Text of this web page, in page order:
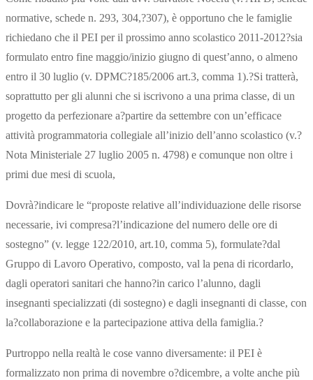
normative, schede n. 293, 304,?307), è opportuno che le famiglie
richiedano che il PEI per il prossimo anno scolastico 2011-2012?sia
formulato entro fine maggio/inizio giugno di quest’anno, o almeno
entro il 30 luglio (v. DPMC?185/2006 art.3, comma 1).?Si tratterà,
soprattutto per gli alunni che si iscrivono a una prima classe, di un
progetto da perfezionare a?partire da settembre con un’efficace
attività programmatoria collegiale all’inizio dell’anno scolastico (v.?
Nota Ministeriale 27 luglio 2005 n. 4798) e comunque non oltre i
primi due mesi di scuola,
Dovrà?indicare le “proposte relative all’individuazione delle risorse
necessarie, ivi compresa?l’indicazione del numero delle ore di
sostegno” (v. legge 122/2010, art.10, comma 5), formulate?dal
Gruppo di Lavoro Operativo, composto, val la pena di ricordarlo,
dagli operatori sanitari che hanno?in carico l’alunno, dagli
insegnanti specializzati (di sostegno) e dagli insegnanti di classe, con
la?collaborazione e la partecipazione attiva della famiglia.?
Purtroppo nella realtà le cose vanno diversamente: il PEI è
formalizzato non prima di novembre o?dicembre, a volte anche più